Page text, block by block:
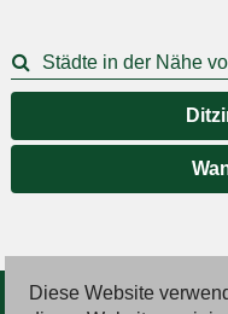
Städte in der Nähe
© 2026 Deutsche
Diese Website